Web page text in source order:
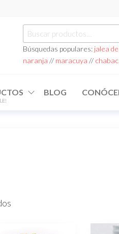
Buscar
por:
Búsquedas populares: jalea
naranja // maracuya //
BLOG